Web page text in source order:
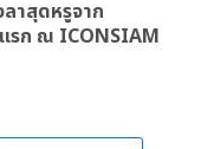
ลาสุดหรูจาก
รก ณ ICONSIAM